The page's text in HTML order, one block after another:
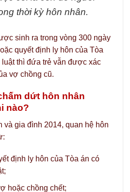
thời kỳ hôn nhân.
sinh ra trong vòng 300 ngày
quyết định ly hôn của Tòa
thì đứa trẻ vẫn được xác
vợ chồng cũ.
dứt hôn nhân
nào?
và gia đình 2014, quan hệ hôn
định ly hôn của Tòa án có
hoặc chồng chết;